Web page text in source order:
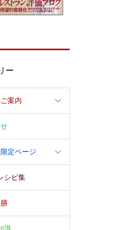
ー
案内
定ページ
シピ集